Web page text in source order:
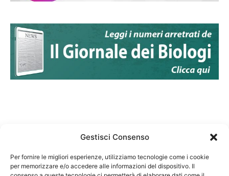
Gestisci Consenso
Per fornire le migliori esperienze, utilizziamo tecnologie come i cookie
per memorizzare e/o accedere alle informazioni del dispositivo. Il
Federazione Nazionale Degli Ordini dei Biologi: